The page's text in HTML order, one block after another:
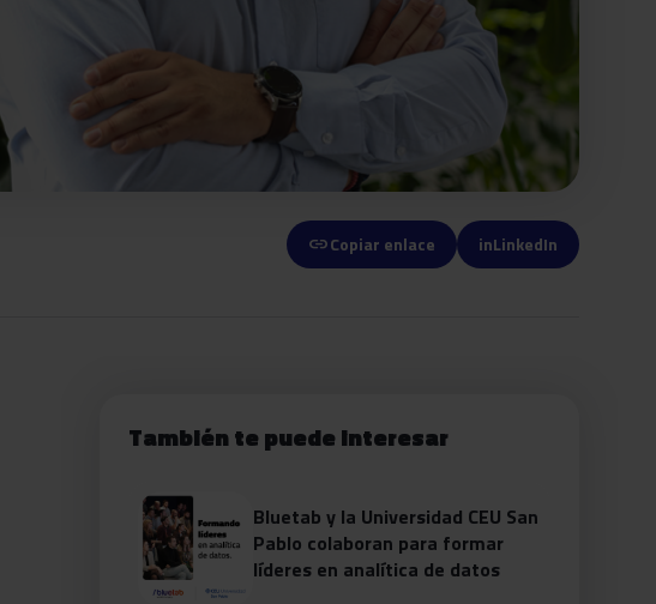
linkCopiar enlace inLinkedIn
También te puede interesar
Bluetab y la Universidad CEU San
Pablo colaboran para formar
líderes en analítica de datos